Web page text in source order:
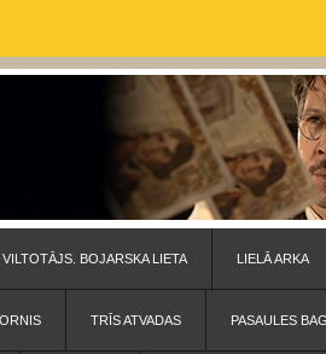
BOJARSKA LIETA LIELĀ ARKA
TRĪS ATVADAS PASAULES